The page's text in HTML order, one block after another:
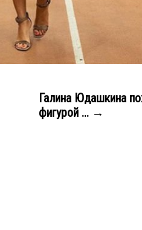
Галина Юдашкина
фигурой ... →